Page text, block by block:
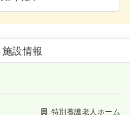
グリーンヒル
施設情報
特別養護老人ホーム